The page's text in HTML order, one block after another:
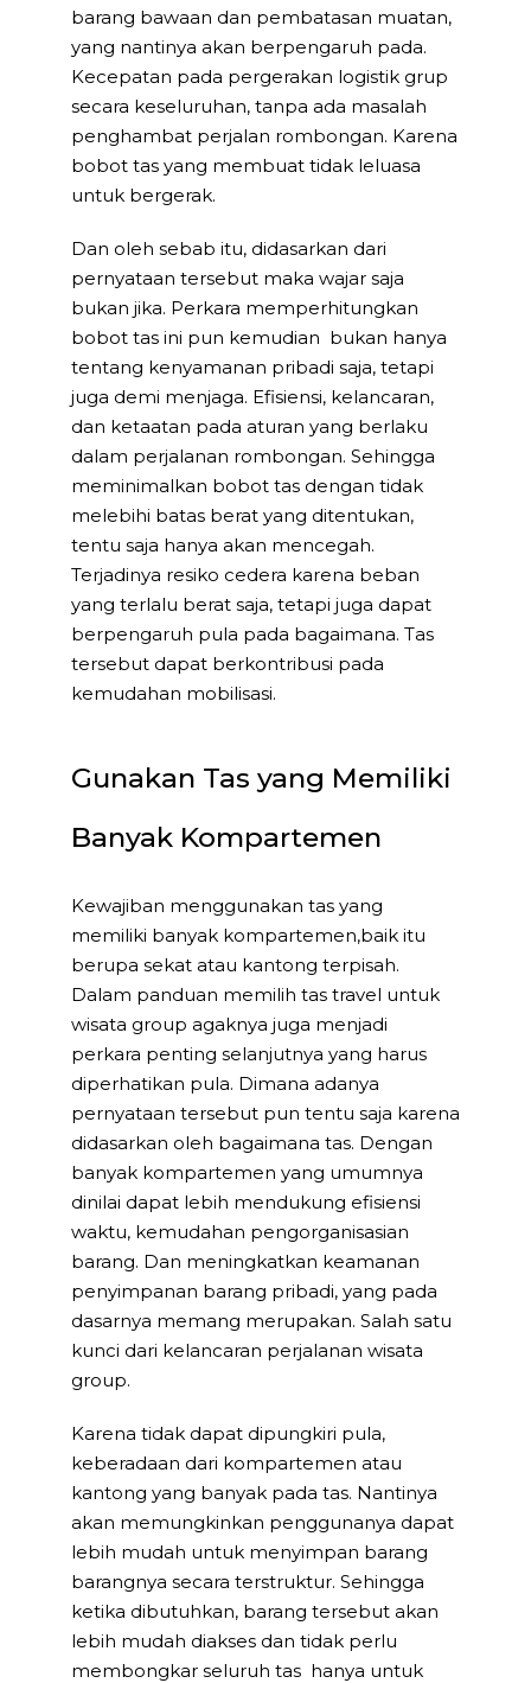
barang bawaan dan pembatasan muatan,
yang nantinya akan berpengaruh pada.
Kecepatan pada pergerakan logistik grup
secara keseluruhan, tanpa ada masalah
penghambat perjalan rombongan. Karena
bobot tas yang membuat tidak leluasa
untuk bergerak.
Dan oleh sebab itu, didasarkan dari
pernyataan tersebut maka wajar saja
bukan jika. Perkara memperhitungkan
bobot tas ini pun kemudian bukan hanya
tentang kenyamanan pribadi saja, tetapi
juga demi menjaga. Efisiensi, kelancaran,
dan ketaatan pada aturan yang berlaku
dalam perjalanan rombongan. Sehingga
meminimalkan bobot tas dengan tidak
melebihi batas berat yang ditentukan,
tentu saja hanya akan mencegah.
Terjadinya resiko cedera karena beban
yang terlalu berat saja, tetapi juga dapat
berpengaruh pula pada bagaimana. Tas
tersebut dapat berkontribusi pada
kemudahan mobilisasi.
Gunakan Tas yang Memiliki
Banyak Kompartemen
Kewajiban menggunakan tas yang
memiliki banyak kompartemen,baik itu
berupa sekat atau kantong terpisah.
Dalam panduan memilih tas travel untuk
wisata group agaknya juga menjadi
perkara penting selanjutnya yang harus
diperhatikan pula. Dimana adanya
pernyataan tersebut pun tentu saja karena
didasarkan oleh bagaimana tas. Dengan
banyak kompartemen yang umumnya
dinilai dapat lebih mendukung efisiensi
waktu, kemudahan pengorganisasian
barang. Dan meningkatkan keamanan
penyimpanan barang pribadi, yang pada
dasarnya memang merupakan. Salah satu
kunci dari kelancaran perjalanan wisata
group.
Karena tidak dapat dipungkiri pula,
keberadaan dari kompartemen atau
kantong yang banyak pada tas. Nantinya
akan memungkinkan penggunanya dapat
lebih mudah untuk menyimpan barang
barangnya secara terstruktur. Sehingga
ketika dibutuhkan, barang tersebut akan
lebih mudah diakses dan tidak perlu
membongkar seluruh tas hanya untuk